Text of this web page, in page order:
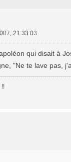
21:33:03
qui disait à
"Ne te lave pas,
!!